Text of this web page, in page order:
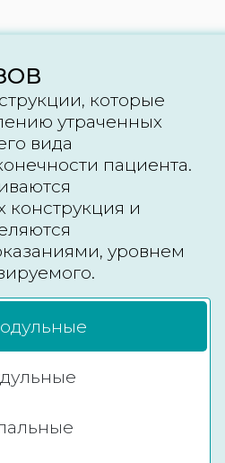
которые
утраченных
вида
пациента.
конструкция и
уровнем